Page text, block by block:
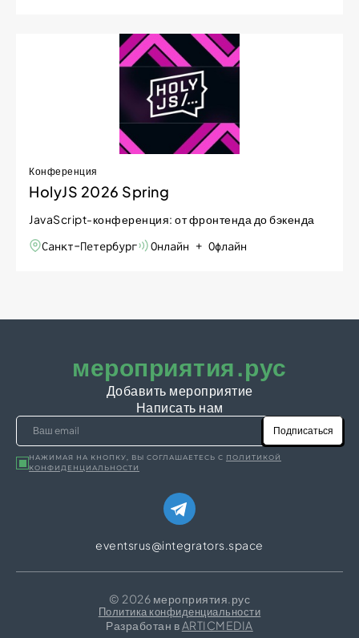
Конференция
HolyJS 2026 Spring
JavaScript-конференция: от фронтенда до бэкенда
Санкт-Петербург
Онлайн + Офлайн
мероприятия.рус
Добавить мероприятие
Написать нам
Подписаться
НАЖИМАЯ НА КНОПКУ, ВЫ СОГЛАШАЕТЕСЬ С ПОЛИТИКОЙ
КОНФИДЕНЦИАЛЬНОСТИ
eventsrus@integrators.space
© 2026 мероприятия.рус
Политика конфиденциальности
Разработан вARTICMEDIA